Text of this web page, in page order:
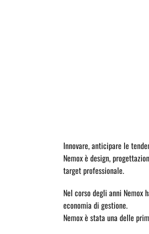
Innovare, anticipare le
Nemox è design,
target professionale.
Nel corso degli anni
economia di gestione.
Nemox è stata una delle